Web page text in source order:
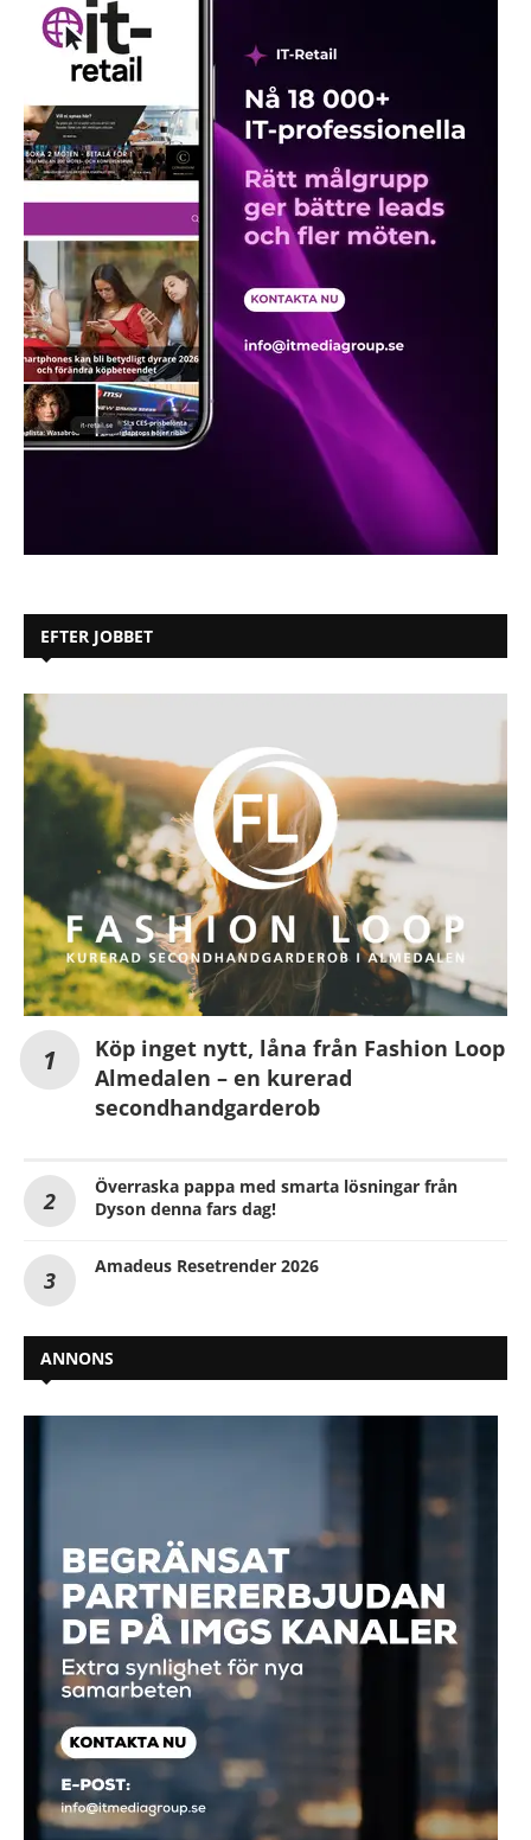
EFTER JOBBET
Köp inget nytt, låna från Fashion Loop
Almedalen – en kurerad
secondhandgarderob
Överraska pappa med smarta lösningar från
Dyson denna fars dag!
Amadeus Resetrender 2026
ANNONS